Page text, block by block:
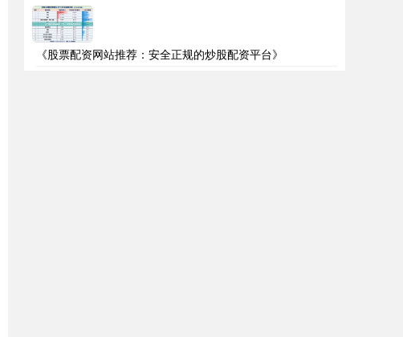
《股票配资网站推荐：安全正规的炒股配资平台》